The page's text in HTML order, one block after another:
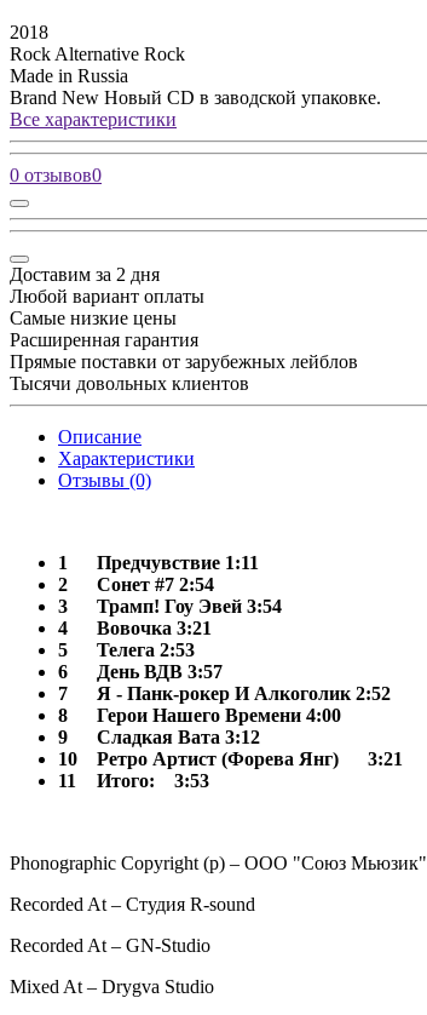
2018
Rock Alternative Rock
Made in Russia
Brand New Новый CD в заводской упаковке.
Все характеристики
0 отзывов0
Доставим за 2 дня
Любой вариант оплаты
Самые низкие цены
Расширенная гарантия
Прямые поставки от зарубежных лейблов
Тысячи довольных клиентов
Описание
Характеристики
Отзывы (0)
1
Предчувствие 1:11
2
Сонет #7 2:54
3
Трамп! Гоу Эвей 3:54
4
Вовочка 3:21
5
Телега 2:53
6
День ВДВ 3:57
7
Я - Панк-рокер И Алкоголик 2:52
8
Герои Нашего Времени 4:00
9
Сладкая Вата 3:12
10
Ретро Артист (Форева Янг)
3:21
11
Итого: 3:53
Phonographic Copyright (p) – ООО "Союз Мьюзик"
Recorded At – Студия R-sound
Recorded At – GN-Studio
Mixed At – Drygva Studio